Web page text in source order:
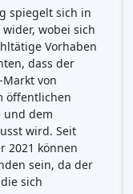
spiegelt sich in
wobei sich
Vorhaben
dass der
von
öffentlichen
und dem
wird. Seit
2021 können
sein, da der
sich